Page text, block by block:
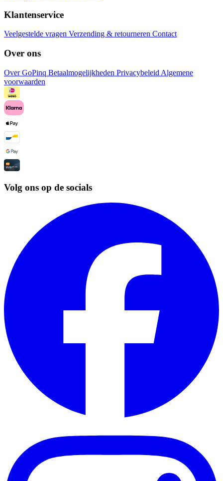
Klantenservice
Veelgestelde vragen Verzending & retourneren Contact
Over ons
Over GoPinq Betaalmogelijkheden Privacybeleid Algemene
voorwaarden
Volg ons op de socials